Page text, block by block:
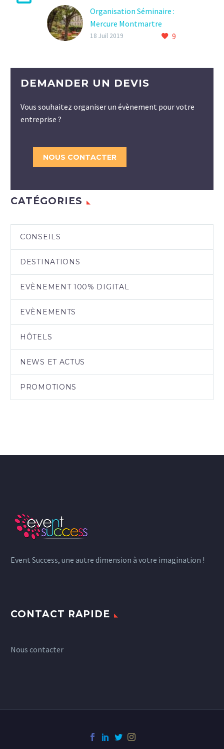
Organisation Séminaire :
Mercure Montmartre
Sacré Coeur !
9
18 Juil 2019
DEMANDER UN DEVIS
Vous souhaitez organiser un évènement pour votre
entreprise ?
NOUS CONTACTER
CATÉGORIES
CONSEILS
DESTINATIONS
EVÈNEMENT 100% DIGITAL
EVÈNEMENTS
HÔTELS
NEWS ET ACTUS
PROMOTIONS
Event Success, une autre dimension à votre imagination !
CONTACT RAPIDE
Nous contacter